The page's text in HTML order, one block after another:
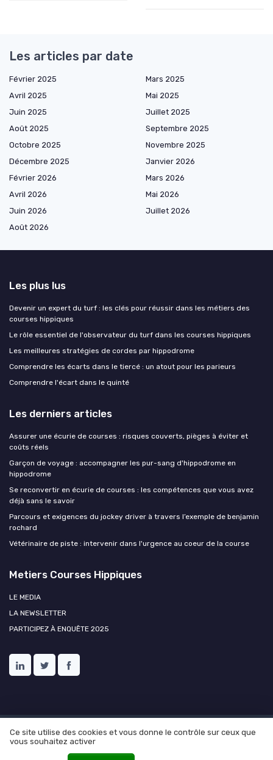
Les articles par date
Février 2025
Mars 2025
Avril 2025
Mai 2025
Juin 2025
Juillet 2025
Août 2025
Septembre 2025
Octobre 2025
Novembre 2025
Décembre 2025
Janvier 2026
Février 2026
Mars 2026
Avril 2026
Mai 2026
Juin 2026
Juillet 2026
Août 2026
Les plus lus
Devenir un expert du turf : les clés pour réussir dans les métiers des
courses hippiques
Le rôle essentiel de l'observateur du turf dans les courses hippiques
Les meilleures stratégies de cordes par hippodrome
Comprendre les écarts dans le tiercé : un atout pour les parieurs
Comprendre l'écart dans le quinté
Les derniers articles
Assurer une écurie de courses : risques couverts, pièges à éviter et
coûts réels
Garçon de voyage : accompagner les pur-sang d'hippodrome en
hippodrome
Se reconvertir en écurie de courses : les compétences que vous avez
déjà sans le savoir
Parcours et exigences du jockey driver à travers l’exemple de benjamin
rochard
Vétérinaire de piste : intervenir dans l'urgence au coeur de la course
Metiers Courses Hippiques
LE MEDIA
LA NEWSLETTER
PARTICIPEZ À ENQUÊTE 2025
Mentions légales Politique de confidentialité
Ressources
humaines et courses hippiques
Ce site utilise des cookies et vous donne le contrôle sur ceux que
vous souhaitez activer